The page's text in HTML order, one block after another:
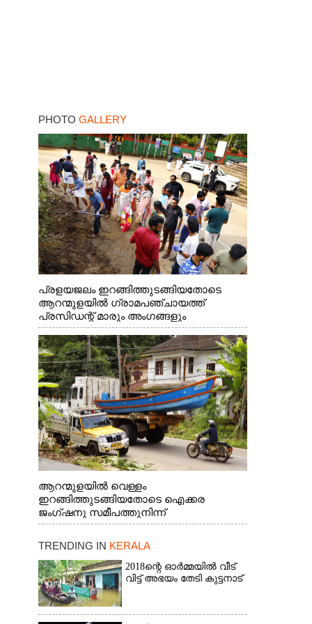
PHOTO GALLERY
പ്രളയജലം ഇറങ്ങിത്തുടങ്ങിയതോടെ
ആറന്മുളയിൽ ഗ്രാമപഞ്ചായത്ത്
പ്രസിഡന്റ് മാരും അംഗങ്ങളും
രാഷ്ട്രീയപ്രവത്തകരും അടങ്ങുന്ന സംഘം
റോഡിൽ അടിഞ്ഞ് കൂടിയ ചെളിയും മണ്ണും
മറ്റ് മാലിന്യങ്ങളും നീക്കം ചെയ്യുന്നു.
ആറന്മുളയിൽ വെള്ളം
ഇറങ്ങിത്തുടങ്ങിയതോടെ ഐക്കര
ജംഗ്ഷനു സമീപത്തുനിന്ന്
രക്ഷാപ്രവർത്തനത്തിന് കൊല്ലത്ത് നിന്ന്
തിരികെക്കൊണ്ടുപോകുന്നു.
TRENDING IN KERALA
2018ന്റെ ഓർമ്മയിൽ വീട്
വിട്ട് അഭയം തേടി കുട്ടനാട്